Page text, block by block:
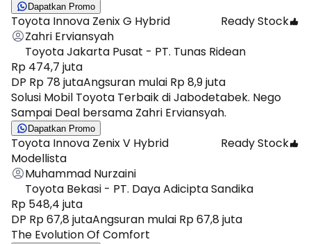
Dapatkan Promo
Toyota Innova Zenix G Hybrid
Ready Stock
Zahri Erviansyah
Toyota Jakarta Pusat - PT. Tunas Ridean
Rp 474,7 juta
DP Rp 78 jutaAngsuran mulai Rp 8,9 juta
Solusi Mobil Toyota Terbaik di Jabodetabek. Nego
Sampai Deal bersama Zahri Erviansyah.
Dapatkan Promo
Toyota Innova Zenix V Hybrid
Modellista
Ready Stock
Muhammad Nurzaini
Toyota Bekasi - PT. Daya Adicipta Sandika
Rp 548,4 juta
DP Rp 67,8 jutaAngsuran mulai Rp 67,8 juta
The Evolution Of Comfort